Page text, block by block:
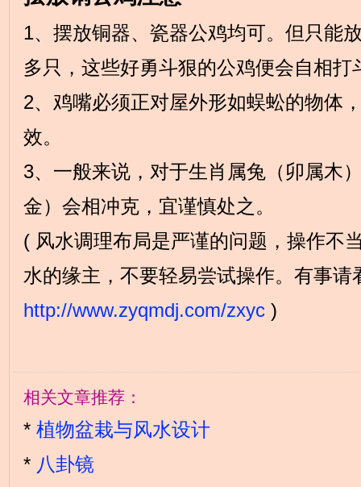
1、摆放铜器、瓷器公鸡均可。但只能
多只，这些好勇斗狠的公鸡便会自相打
2、鸡嘴必须正对屋外形如蜈蚣的物体
效。
3、一般来说，对于生肖属兔（卯属木
金）会相冲克，宜谨慎处之。
( 风水调理布局是严谨的问题，操作不
水的缘主，不要轻易尝试操作。有事请
http://www.zyqmdj.com/zxyc)
相关文章推荐：
* 植物盆栽与风水设计
* 八卦镜